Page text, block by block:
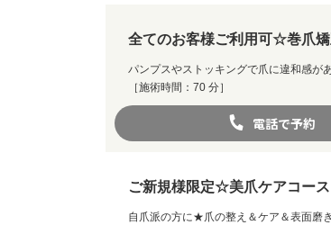
全てのお客様ご利用可☆巻爪
パンプスやストッキングで爪に違和感が
［施術時間：70 分］
電話で予約
ご新規様限定☆美爪ケアコ
自爪派の方に★爪の整え＆ケア＆表面